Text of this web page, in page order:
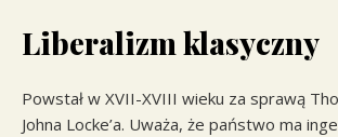
Liberalizm klasyczny
Powstał w XVII-XVIII wieku za sprawą
Johna Locke’a. Uważa, że państwo ma